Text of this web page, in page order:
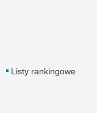
Listy rankingowe